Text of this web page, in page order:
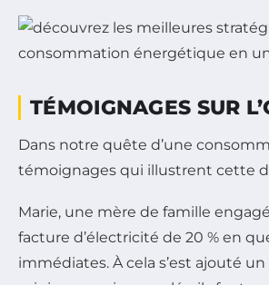
TÉMOIGNAGES SUR
Dans notre quête d’une
témoignages qui illustrent cette
Marie, une mère de famille
facture d’électricité de 20 % en
immédiates. À cela s’est ajouté